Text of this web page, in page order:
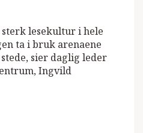
lesekultur i hele
ta i bruk arenaene
sier daglig leder
Ingvild